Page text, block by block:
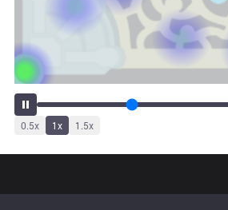
0.5x 1x 1.5x